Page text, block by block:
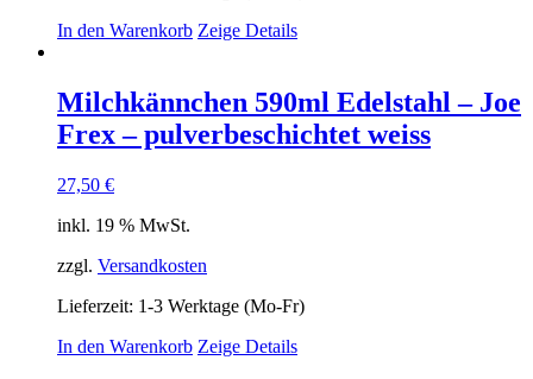
In den Warenkorb Zeige Details
Milchkännchen 590ml Edelstahl – Joe
Frex – pulverbeschichtet weiss
27,50 €
inkl. 19 % MwSt.
zzgl. Versandkosten
Lieferzeit: 1-3 Werktage (Mo-Fr)
In den Warenkorb Zeige Details